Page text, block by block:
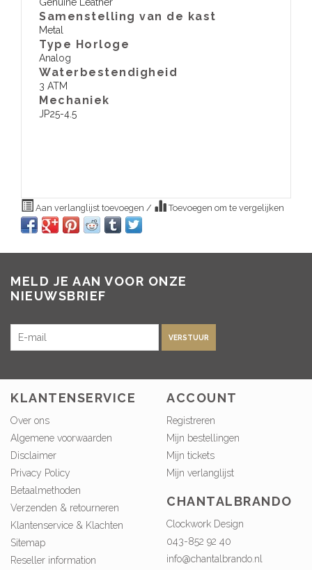
Samenstelling van de kast
Metal
Type Horloge
Analog
Waterbestendigheid
3 ATM
​Mechaniek
JP25-4.5
Aan verlanglijst toevoegen / Toevoegen om te vergelijken
MELD JE AAN VOOR ONZE
NIEUWSBRIEF
VERSTUUR
KLANTENSERVICE
Over ons
Algemene voorwaarden
Disclaimer
Privacy Policy
Betaalmethoden
Verzenden & retourneren
Klantenservice & Klachten
Sitemap
Reseller information
ACCOUNT
Registreren
Mijn bestellingen
Mijn tickets
Mijn verlanglijst
CHANTALBRANDO
Clockwork Design
043-852 92 40
info@chantalbrando.nl